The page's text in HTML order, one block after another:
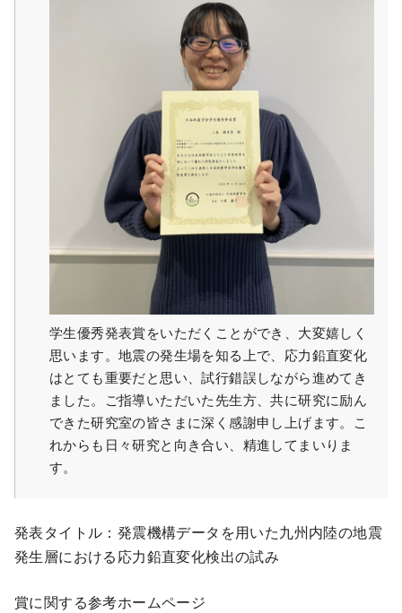
学生優秀発表賞をいただくことができ、大変嬉しく
思います。地震の発生場を知る上で、応力鉛直変化
はとても重要だと思い、試行錯誤しながら進めてき
ました。ご指導いただいた先生方、共に研究に励ん
できた研究室の皆さまに深く感謝申し上げます。こ
れからも日々研究と向き合い、精進してまいりま
す。
発表タイトル：発震機構データを用いた九州内陸の地震
発生層における応力鉛直変化検出の試み
賞に関する参考ホームページ